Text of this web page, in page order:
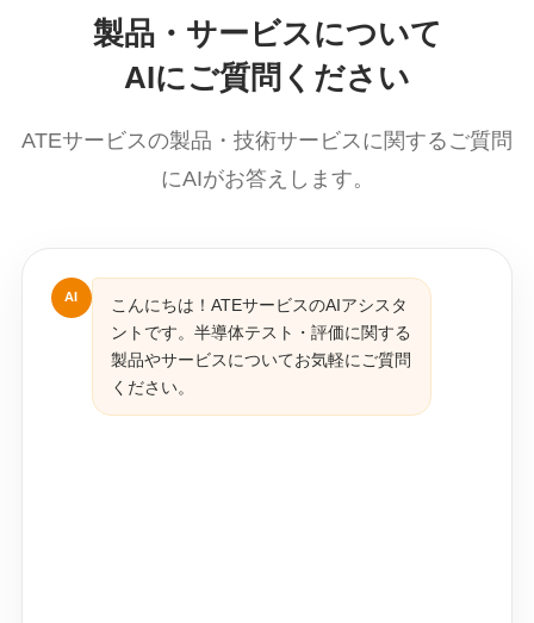
製品・サービスについて
AIにご質問ください
ATEサービスの製品・技術サービスに関するご質問
にAIがお答えします。
AI
こんにちは！ATEサービスのAIアシスタ
ントです。半導体テスト・評価に関する
製品やサービスについてお気軽にご質問
ください。